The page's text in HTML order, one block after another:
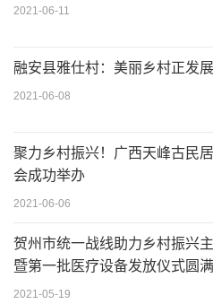
2021-06-11
融安县雅仕村：美丽乡村正发展
2021-06-08
聚力乡村振兴！广西天峰古民
会成功举办
2021-06-06
贺州市统一战线助力乡村振兴
暨第一批医疗设备发放仪式圆
2021-05-19